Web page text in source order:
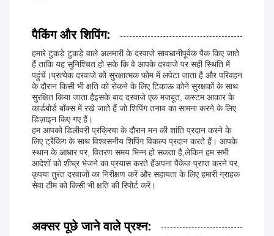
पैकिंग और शिपिंग:
हमारे टुकड़े टुकड़े वाले अलमारी के दरवाजे सावधानीपूर्वक पैक किए जाते
हैं ताकि यह सुनिश्चित हो सके कि वे आपके दरवाजे पर सही स्थिति में
पहुंचें।प्रत्येक दरवाजे को सुरक्षात्मक फोम में लपेटा जाता है और परिवहन
के दौरान किसी भी क्षति को रोकने के लिए टिकाऊ कोने सुरक्षकों के साथ
सुरक्षित किया जाता हैइसके बाद दरवाजे एक मजबूत, कस्टम आकार के
कार्डबोर्ड बॉक्स में रखे जाते हैं जो शिपिंग तनाव का सामना करने के लिए
डिज़ाइन किए गए हैं।
हम आपको डिलीवरी प्रक्रिया के दौरान मन की शांति प्रदान करने के
लिए ट्रैकिंग के साथ विश्वसनीय शिपिंग विकल्प प्रदान करते हैं। आपके
स्थान के आधार पर, वितरण समय भिन्न हो सकता है,लेकिन हम सभी
आदेशों को शीघ्र भेजने का प्रयास करते हैंअपना पैकेज प्राप्त करने पर,
कृपया तुरंत दरवाजों का निरीक्षण करें और सहायता के लिए हमारी ग्राहक
सेवा टीम को किसी भी क्षति की रिपोर्ट करें।
अक्सर पूछे जाने वाले प्रश्न: